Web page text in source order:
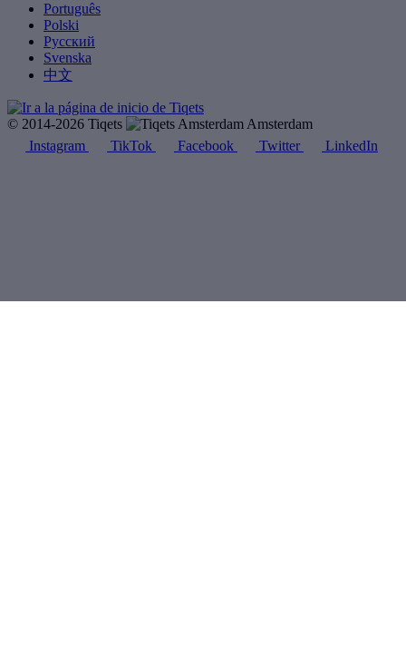
Português
Polski
Русский
Svenska
中文
© 2014-2026 Tiqets
Amsterdam
Instagram
TikTok Facebook Twitter LinkedIn